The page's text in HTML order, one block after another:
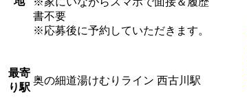
書不要
※応募後に予約していただきます。
最寄
り駅
奥の細道湯けむりライン 西古川駅